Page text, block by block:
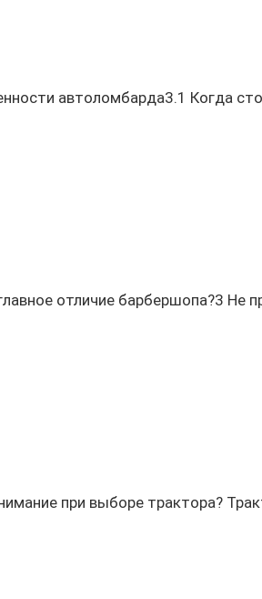
автоломбарда3.1 Когда
отличие барбершопа?3 Не
при выборе трактора?